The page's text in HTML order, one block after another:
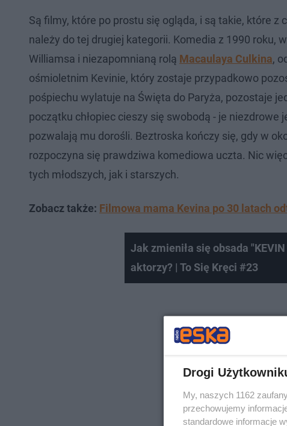
Są filmy, które po prostu się ogląda, i są takie, które z
należy do tej drugiej kategorii. Komedia z 1990 roku,
Williamsa i niezapomnianą rolą Macaulaya Culkina,
ośmioletnim Kevinie, który zostaje przypadkowo
pośpiechu wylatuje na Święta do Paryża, pozostaje
początku chłopiec cieszy się swobodą - je
pozwalają mu dorośli. Beztroska kończy się, gdy w
rozpoczyna się prawdziwa komediowa uczta. Nic
tych młodszych, jak i starszych.
Zobacz także: Filmowa mama Kevina po 30 latach
Jak zmieniła się obsada
aktorzy? | To Się Kręci #23
Drogi
My, naszych 1162
przechowujemy
standardowe informacje